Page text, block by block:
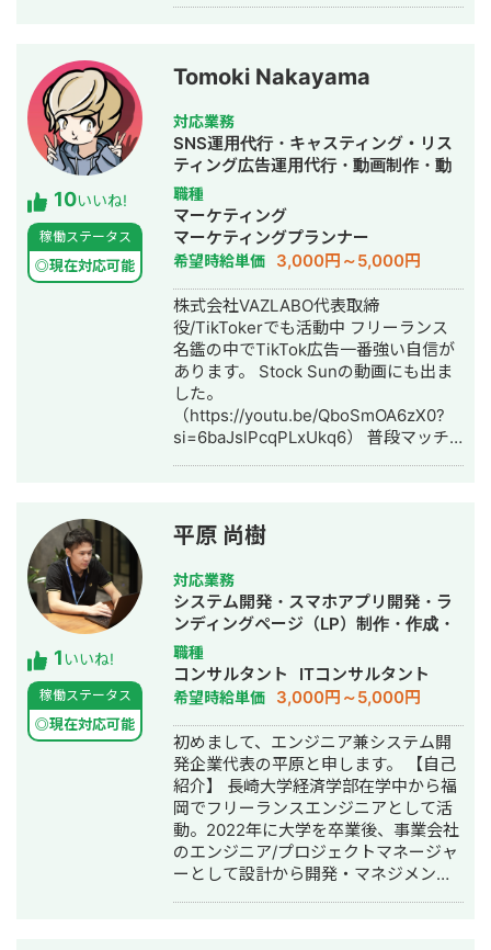
2025年1月 ・株式会社アシロ リーガル
メディア事業執行役員 ・アシロ少額短
期保険会社 取締役 ■2021年11月～
2022年8月 ・リーガルメディア事業 事
業責任者 ■2021年6月～2021年10月 ・
株式会社アシロ WEBディレクター
■2016年4月～2021年5月 ・株式会社
imacoco代表取締役
10いいね!
稼働ステータス
◎現在対応可能
Tomoki Nakayama
対応業務
SNS運用代行・キャスティング・リス
ティング広告運用代行・動画制作・動
画編集・漫画制作
職種
マーケティング
マーケティングプランナー
希望時給単価 3,000円～5,000円
株式会社VAZLABO代表取締
役/TikTokerでも活動中 フリーランス
名鑑の中でTikTok広告一番強い自信が
あります。 Stock Sunの動画にも出ま
した。
（https://youtu.be/QboSmOA6zX0?
si=6baJslPcqPLxUkq6） 普段マッチ
リ・人材採用などの広告運用中） 広告
運用だけではなくインフルエンサーキ
ャスティングからクリエイティブの脚
本作り〜納品までディレクション可能
です。 今流行りのインフルエンサーの
PR 投稿✖︎広告の第三者配信可能です。
Tiktokの運用支援・広告クリエイティ
ブ作成を得意とします。 2022年〜バン
タンクリエイターアカデミー（専門学
校）で講師勤務。 ■広告運用実績 ・
SparkADでCPI平均1500円→1000円台
に。 ■運用代行実績 ・KPI”認知拡大の
ため”「＃」で追いかけ、難易度の高い
アプリの指名タグを200万回再生以上
・不動産お問い合わせ獲得ゴール⇨半
年でLINE追加平均50〜100人/月に ・
Tiktokフォロワー3000人→他SNSに遷
移目標でTwitter1万人・OP300人 飲食
1いいね!
稼働ステータス
◎現在対応可能
平原 尚樹
対応業務
システム開発・スマホアプリ開発・ラ
ンディングページ（LP）制作・作成・
Youtubeチャンネル運営代行・立ち上
げ・ECサイト構築・ネットショップ作
成代行・SEO対策・新規事業立上・
SNS運用代行・キャスティング・記事
作成代行・ライティング・翻訳・事務
代行・ホームページ制作・作成・バナ
ー制作・デザイン・ロゴデザイン・作
成・イラスト制作・リスティング広告
運用代行・オウンドメディア制作・構
築・運用代行・動画制作・動画編集・
漫画制作・作曲・営業代行
職種
コンサルタント ITコンサルタント
希望時給単価 3,000円～5,000円
初めまして、エンジニア兼システム開
発企業代表の平原と申します。 【自己
紹介】 長崎大学経済学部在学中から福
岡でフリーランスエンジニアとして活
動。2022年に大学を卒業後、事業会社
のエンジニア/プロジェクトマネージャ
ーとして設計から開発・マネジメント